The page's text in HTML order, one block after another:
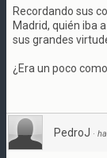
Recordando sus
Madrid, quién iba
sus grandes
¿Era un poco
PedroJ ·